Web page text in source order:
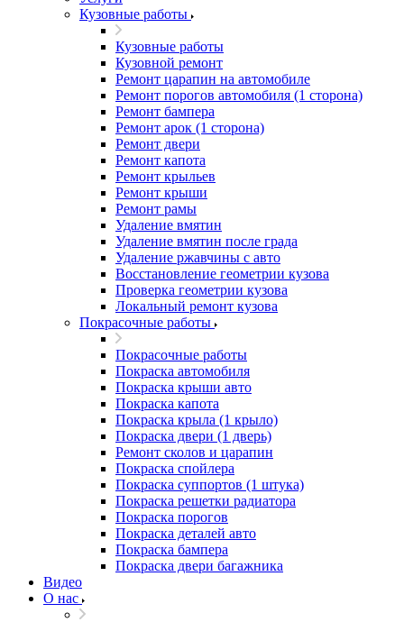
Кузовные работы
Кузовные работы
Кузовной ремонт
Ремонт царапин на автомобиле
Ремонт порогов автомобиля (1 сторона)
Ремонт бампера
Ремонт арок (1 сторона)
Ремонт двери
Ремонт капота
Ремонт крыльев
Ремонт крыши
Ремонт рамы
Удаление вмятин
Удаление вмятин после града
Удаление ржавчины с авто
Восстановление геометрии кузова
Проверка геометрии кузова
Локальный ремонт кузова
Покрасочные работы
Покрасочные работы
Покраска автомобиля
Покраска крыши авто
Покраска капота
Покраска крыла (1 крыло)
Покраска двери (1 дверь)
Ремонт сколов и царапин
Покраска спойлера
Покраска суппортов (1 штука)
Покраска решетки радиатора
Покраска порогов
Покраска деталей авто
Покраска бампера
Покраска двери багажника
Видео
О нас